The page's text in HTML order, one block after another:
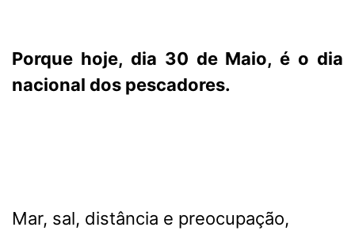
Porque hoje, dia 30 de Maio, é o dia
nacional dos pescadores.
Mar, sal, distância e preocupação,